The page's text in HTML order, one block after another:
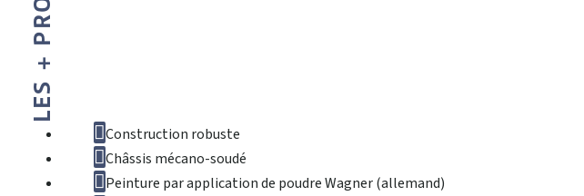
Construction robuste
Châssis mécano-soudé
Peinture par application de poudre Wagner (allemand)